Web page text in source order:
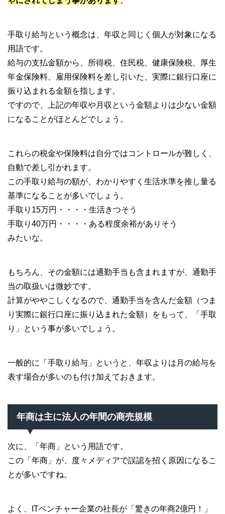
手取り給与という概念は、年収と同じく個人が対象になる
用語です。
給与の支払金額から、所得税、住民税、健康保険税、厚生
年金保険料、雇用保険料を差し引いた、実際に銀行口座に
振り込まれる金額を指します。
ですので、上記の年収や月収という金額よりは少ない金額
になることがほとんどでしょう。
これらの税金や保険料は自分ではコントロールが難しく、
自動で差し引かれます。
この手取り給与の額が、わかりやすく生活水準を推し量る
基準になることが多いでしょう。
手取り15万円・・・・生活きつそう
手取り40万円・・・・ある程度余裕がありそう
みたいな。
もちろん、その金額には通勤手当も含まれますが、通勤手
当の取扱いは微妙です。
計算がややこしくなるので、通勤手当を含んだ金額（つま
り実際に銀行口座に振り込まれた金額）をもって、「手取
り」という事が多いでしょう。
一般的に「手取り給与」というと、年収よりは月の給与を
表す場合が多いのも付け加えておきます。
年商は主に法人の年間の商売規模
次に、「年商」という用語です。
この「年商」が、度々メディアで誤認を招く原因になるこ
とが多いですね。
よく、ITベンチャー企業の社長が「驚きの年商2億円！」